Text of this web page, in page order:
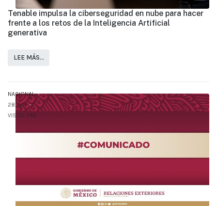
Tenable impulsa la ciberseguridad en nube para hacer
frente a los retos de la Inteligencia Artificial
generativa
LEE MÁS…
NACIONAL
28.JUN
VISTO: 746